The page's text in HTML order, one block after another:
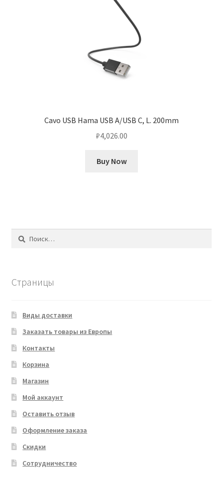
Cavo USB Hama USB A/USB C, L. 200mm
₽4,026.00
Buy Now
Найти:
Страницы
Виды доставки
Заказать товары из Европы
Контакты
Корзина
Магазин
Мой аккаунт
Оставить отзыв
Оформление заказа
Скидки
Сотрудничество